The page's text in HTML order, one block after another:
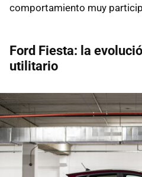
comportamiento muy
Ford Fiesta: la
utilitario